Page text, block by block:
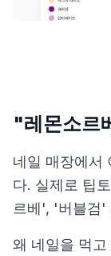
"레몬소르
네일 매장에서
다. 실제로 팁
르베', '버블검'
왜 네일을 먹